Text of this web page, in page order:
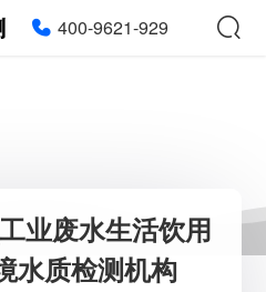
400-9621-929
业废水生活饮用
水质检测机构